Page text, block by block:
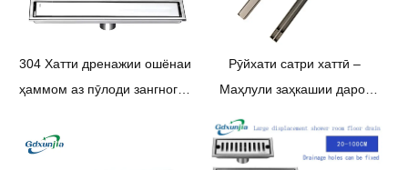
304 Хатти дренажии ошёнаи
ҳаммом аз пӯлоди зангногир
росткунҷаи қубури дренажии
Рӯйхати сатри хаттӣ –
Маҳлули заҳкашии дароз